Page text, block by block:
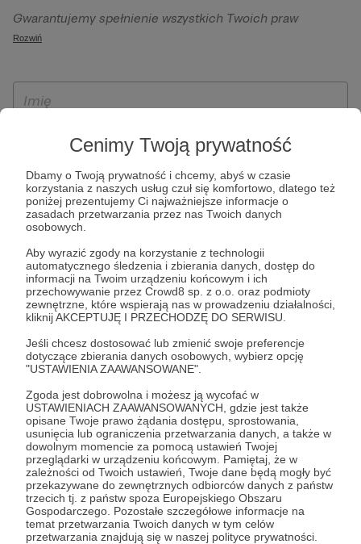
Cenimy Twoją prywatność
Dbamy o Twoją prywatność i chcemy, abyś w czasie
korzystania z naszych usług czuł się komfortowo, dlatego też
poniżej prezentujemy Ci najważniejsze informacje o
zasadach przetwarzania przez nas Twoich danych
osobowych.
Aby wyrazić zgody na korzystanie z technologii
automatycznego śledzenia i zbierania danych, dostęp do
informacji na Twoim urządzeniu końcowym i ich
przechowywanie przez Crowd8 sp. z o.o. oraz podmioty
zewnętrzne, które wspierają nas w prowadzeniu działalności,
kliknij AKCEPTUJĘ I PRZECHODZĘ DO SERWISU.
Jeśli chcesz dostosować lub zmienić swoje preferencje
dotyczące zbierania danych osobowych, wybierz opcję
"USTAWIENIA ZAAWANSOWANE".
Zgoda jest dobrowolna i możesz ją wycofać w
USTAWIENIACH ZAAWANSOWANYCH, gdzie jest także
opisane Twoje prawo żądania dostępu, sprostowania,
usunięcia lub ograniczenia przetwarzania danych, a także w
dowolnym momencie za pomocą ustawień Twojej
przeglądarki w urządzeniu końcowym. Pamiętaj, że w
zależności od Twoich ustawień, Twoje dane będą mogły być
przekazywane do zewnętrznych odbiorców danych z państw
trzecich tj. z państw spoza Europejskiego Obszaru
Gospodarczego. Pozostałe szczegółowe informacje na
temat przetwarzania Twoich danych w tym celów
przetwarzania znajdują się w naszej polityce prywatności.
092 Warszawa. Twoje dane osobowe będą przetwarzane w
szczególności w celu wykonania umowy zawartej z Tobą, w
Patronite.pl, w tym możliwości dokonywania oraz
otrzymywania wsparcia na naszej platformie oraz
Gwarantujemy spełnienie wszystkich Twoich praw
wynikających z ogólnego rozporządzenia o ochronie
ich przenoszenia, niepodlegania zautomatyzowanemu
wyrażenia sprzeciwu wobec przetwarzania Twoich danych
osobowych. Rejestracja dla osób niepełnoletnich możliwa
jest po przekazaniu podpisanego formularza "Zgodna na
założenie konta przez osobę niepełnoletnią", formularz
dostępny jest na stronie regulaminu Patronite.pl.
Rozwiń
* Zapoznałem się i akceptujęRegulaminserwisu oraz
Prywatności.
* Wyrażam zgodę na przetwarzanie moich danych
osobowych podanych w formularzu rejestracyjnym w celu
prawidłowego świadczenia usług serwisu Patronite.
Wyrażam zgodę na otrzymywanie drogą elektroniczną
informacji handlowych - newslettera. Opcja ta może zostać
zmieniona w ustawieniach konta.